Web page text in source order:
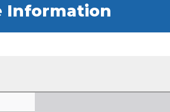
Information